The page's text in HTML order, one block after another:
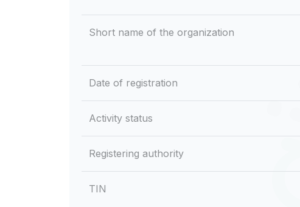
Short name of the organization
Date of registration
Activity status
Registering authority
TIN